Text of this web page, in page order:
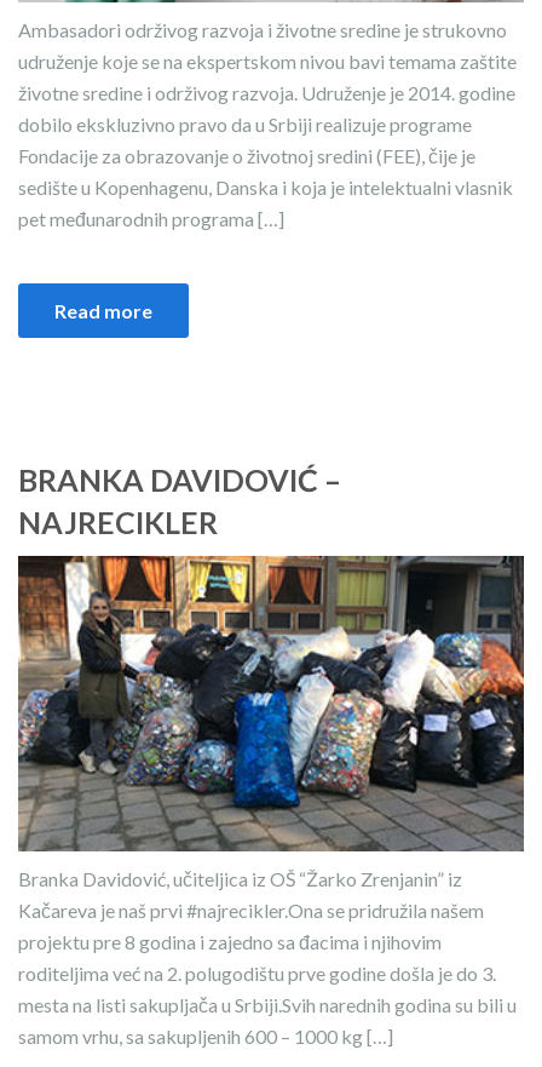
Ambasadori održivog razvoja i životne sredine je strukovno
udruženje koje se na ekspertskom nivou bavi temama zaštite
životne sredine i održivog razvoja. Udruženje je 2014. godine
dobilo ekskluzivno pravo da u Srbiji realizuje programe
Fondacije za obrazovanje o životnoj sredini (FEE), čije je
sedište u Kopenhagenu, Danska i koja je intelektualni vlasnik
pet međunarodnih programa […]
Read more
BRANKA DAVIDOVIĆ –
NAJRECIKLER
Branka Davidović, učiteljica iz OŠ “Žarko Zrenjanin” iz
Kačareva je naš prvi #najrecikler.⁣Ona se pridružila našem
projektu pre 8 godina i zajedno sa đacima i njihovim
roditeljima već na 2. polugodištu prve godine došla je do 3.
mesta na listi sakupljača u Srbiji.⁣⁣Svih narednih godina su bili u
samom vrhu, sa sakupljenih 600 – 1000 kg […]